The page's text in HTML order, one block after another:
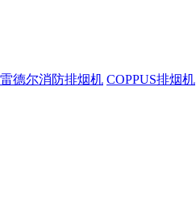
德尔消防排烟机 COPPUS排烟机